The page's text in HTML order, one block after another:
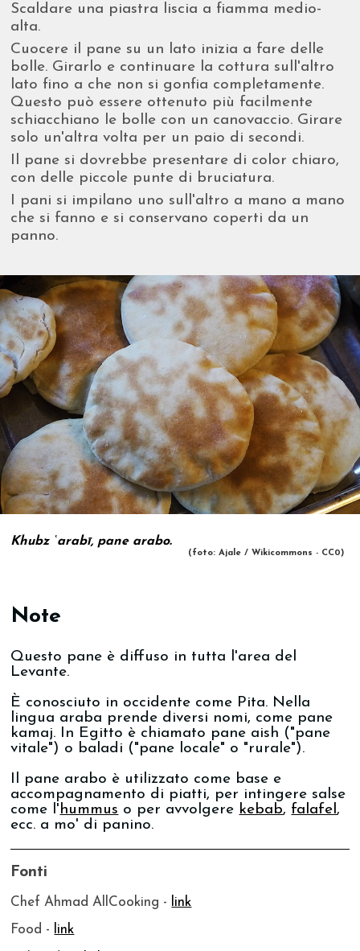
Scaldare una piastra liscia a fiamma medio-
alta.
Cuocere il pane su un lato inizia a fare delle
bolle. Girarlo e continuare la cottura sull'altro
lato fino a che non si gonfia completamente.
Questo può essere ottenuto più facilmente
schiacchiano le bolle con un canovaccio. Girare
solo un'altra volta per un paio di secondi.
Il pane si dovrebbe presentare di color chiaro,
con delle piccole punte di bruciatura.
I pani si impilano uno sull'altro a mano a mano
che si fanno e si conservano coperti da un
panno.
Khubz ʿarabī, pane arabo.
(foto: Ajale / Wikicommons - CC0)
Note
Questo pane è diffuso in tutta l'area del
Levante.
È conosciuto in occidente come Pita. Nella
lingua araba prende diversi nomi, come pane
kamaj. In Egitto è chiamato pane aish ("pane
vitale") o baladi ("pane locale" o "rurale").
Il pane arabo è utilizzato come base e
accompagnamento di piatti, per intingere salse
come l'hummus o per avvolgere kebab, falafel,
ecc. a mo' di panino.
Fonti
Chef Ahmad AllCooking - link
Food - link